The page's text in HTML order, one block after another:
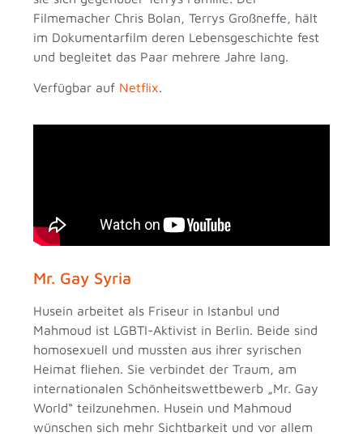
Filmemacher Chris Bolan, Terrys Großneffe, hält
im Dokumentarfilm deren Lebensgeschichte fest
und begleitet das Paar mehrere Jahre lang.
Verfügbar auf Netflix.
Mr. Gay Syria
Husein arbeitet als Friseur in Istanbul und
Mahmoud ist LGBTI-Aktivist in Berlin. Beide sind
homosexuell und mussten aus ihrer syrischen
Heimat fliehen. Sie verbindet der Traum, am
internationalen Schönheitswettbewerb „Mr. Gay
World“ teilzunehmen. Husein und Mahmoud
wünschen sich mehr Sichtbarkeit und vor allem